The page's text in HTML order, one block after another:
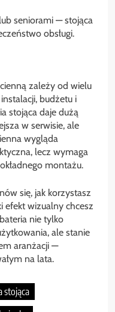
seniorami — stojąca
obsługi.
zależy od wielu
budżetu i
stojąca daje dużą
w serwisie, ale
wygląda
lecz wymaga
montażu.
się, jak korzystasz
efekt wizualny chcesz
nie tylko
ale stanie
aranżacji —
na lata.
stojąca